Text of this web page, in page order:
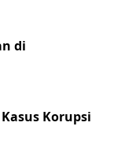
di
Korupsi